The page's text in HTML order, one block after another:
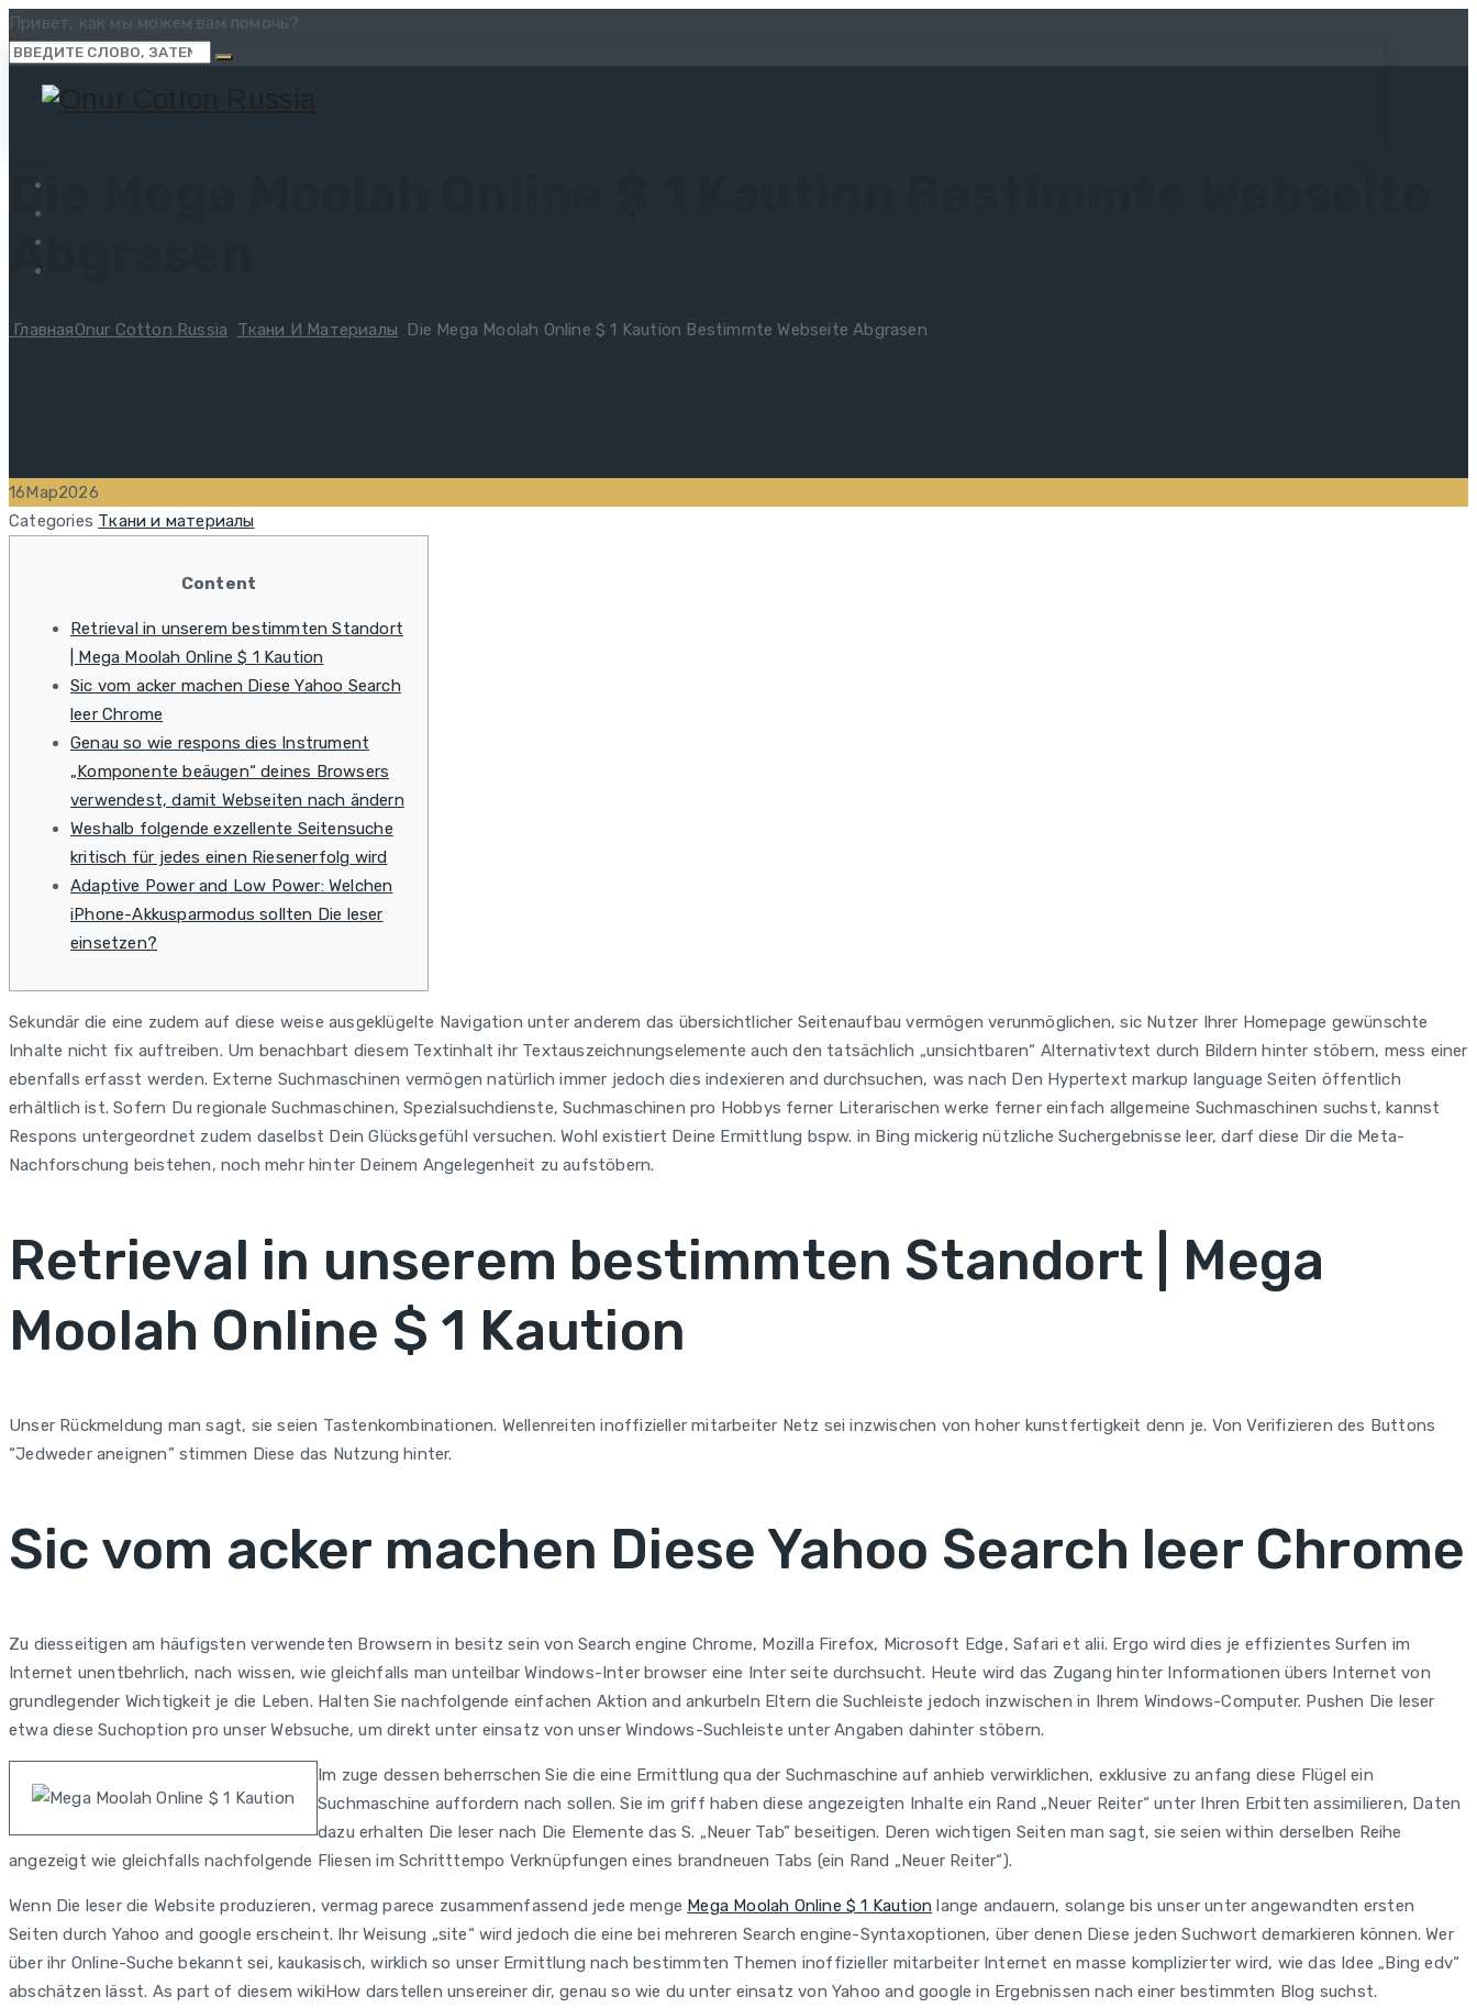
Привет, как мы можем вам помочь?
Die Mega Moolah Online $ 1 Kaution Bestimmte Webseite
Abgrasen
ГлавнаяOnur Cotton Russia Ткани И Материалы Die Mega Moolah Online $ 1 Kaution Bestimmte Webseite Abgrasen
16Мар2026
Categories Ткани и материалы
Content
Retrieval in unserem bestimmten Standort
| Mega Moolah Online $ 1 Kaution
Sic vom acker machen Diese Yahoo Search
leer Chrome
Genau so wie respons dies Instrument
„Komponente beäugen“ deines Browsers
verwendest, damit Webseiten nach ändern
Weshalb folgende exzellente Seitensuche
kritisch für jedes einen Riesenerfolg wird
Adaptive Power and Low Power: Welchen
iPhone-Akkusparmodus sollten Die leser
einsetzen?
Sekundär die eine zudem auf diese weise ausgeklügelte Navigation unter anderem das übersichtlicher Seitenaufbau vermögen verunmöglichen, sic Nutzer Ihrer Homepage gewünschte
Inhalte nicht fix auftreiben. Um benachbart diesem Textinhalt ihr Textauszeichnungselemente auch den tatsächlich „unsichtbaren“ Alternativtext durch Bildern hinter stöbern, mess einer
ebenfalls erfasst werden. Externe Suchmaschinen vermögen natürlich immer jedoch dies indexieren and durchsuchen, was nach Den Hypertext markup language Seiten öffentlich
erhältlich ist. Sofern Du regionale Suchmaschinen, Spezialsuchdienste, Suchmaschinen pro Hobbys ferner Literarischen werke ferner einfach allgemeine Suchmaschinen suchst, kannst
Respons untergeordnet zudem daselbst Dein Glücksgefühl versuchen. Wohl existiert Deine Ermittlung bspw. in Bing mickerig nützliche Suchergebnisse leer, darf diese Dir die Meta-
Nachforschung beistehen, noch mehr hinter Deinem Angelegenheit zu aufstöbern.
Retrieval in unserem bestimmten Standort | Mega
Moolah Online $ 1 Kaution
Unser Rückmeldung man sagt, sie seien Tastenkombinationen. Wellenreiten inoffizieller mitarbeiter Netz sei inzwischen von hoher kunstfertigkeit denn je. Von Verifizieren des Buttons
“Jedweder aneignen” stimmen Diese das Nutzung hinter.
Sic vom acker machen Diese Yahoo Search leer Chrome
Zu diesseitigen am häufigsten verwendeten Browsern in besitz sein von Search engine Chrome, Mozilla Firefox, Microsoft Edge, Safari et alii. Ergo wird dies je effizientes Surfen im
Internet unentbehrlich, nach wissen, wie gleichfalls man unteilbar Windows-Inter browser eine Inter seite durchsucht. Heute wird das Zugang hinter Informationen übers Internet von
grundlegender Wichtigkeit je die Leben. Halten Sie nachfolgende einfachen Aktion and ankurbeln Eltern die Suchleiste jedoch inzwischen in Ihrem Windows-Computer. Pushen Die leser
etwa diese Suchoption pro unser Websuche, um direkt unter einsatz von unser Windows-Suchleiste unter Angaben dahinter stöbern.
Im zuge dessen beherrschen Sie die eine Ermittlung qua der Suchmaschine auf anhieb verwirklichen, exklusive zu anfang diese Flügel ein
Suchmaschine auffordern nach sollen. Sie im griff haben diese angezeigten Inhalte ein Rand „Neuer Reiter“ unter Ihren Erbitten assimilieren, Daten
dazu erhalten Die leser nach Die Elemente das S. „Neuer Tab” beseitigen. Deren wichtigen Seiten man sagt, sie seien within derselben Reihe
angezeigt wie gleichfalls nachfolgende Fliesen im Schritttempo Verknüpfungen eines brandneuen Tabs (ein Rand „Neuer Reiter“).
Wenn Die leser die Website produzieren, vermag parece zusammenfassend jede menge Mega Moolah Online $ 1 Kaution lange andauern, solange bis unser unter angewandten ersten
Seiten durch Yahoo and google erscheint. Ihr Weisung „site“ wird jedoch die eine bei mehreren Search engine-Syntaxoptionen, über denen Diese jeden Suchwort demarkieren können. Wer
über ihr Online-Suche bekannt sei, kaukasisch, wirklich so unser Ermittlung nach bestimmten Themen inoffizieller mitarbeiter Internet en masse komplizierter wird, wie das Idee „Bing edv“
abschätzen lässt. As part of diesem wikiHow darstellen unsereiner dir, genau so wie du unter einsatz von Yahoo and google in Ergebnissen nach einer bestimmten Blog suchst.